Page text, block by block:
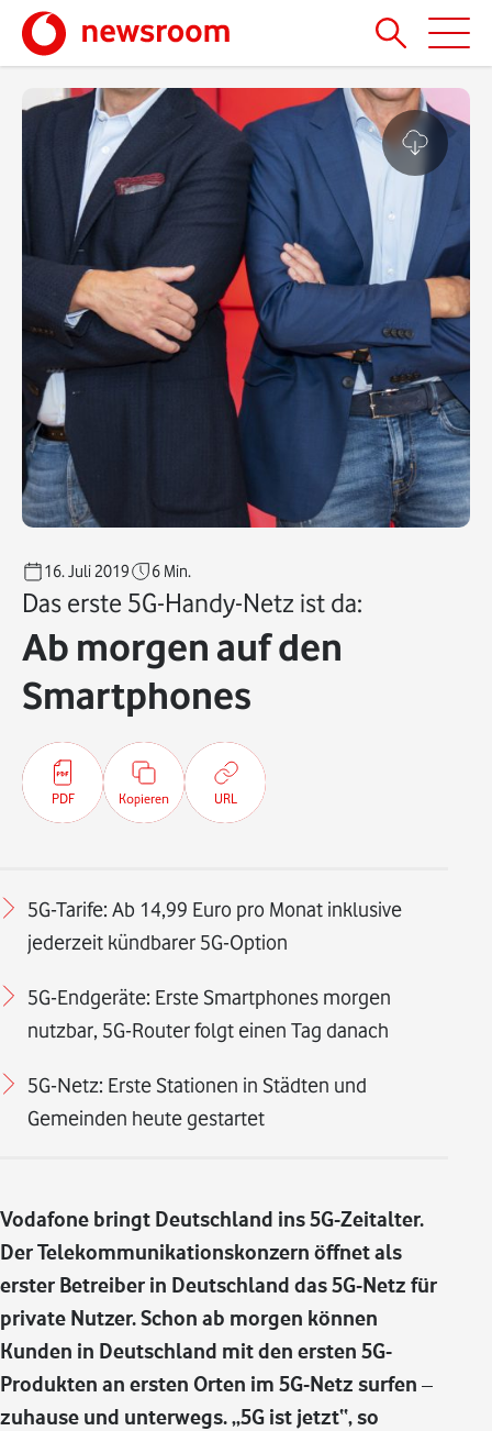
16. Juli 2019 6 Min.
Das erste 5G-Handy-Netz ist da:
Ab morgen auf den
Smartphones
PDF Kopieren URL
5G-Tarife: Ab 14,99 Euro pro Monat inklusive
jederzeit kündbarer 5G-Option
5G-Endgeräte: Erste Smartphones morgen
nutzbar, 5G-Router folgt einen Tag danach
5G-Netz: Erste Stationen in Städten und
Gemeinden heute gestartet
Vodafone bringt Deutschland ins 5G-Zeitalter.
Der Telekommunikationskonzern öffnet als
erster Betreiber in Deutschland das 5G-Netz für
private Nutzer. Schon ab morgen können
Kunden in Deutschland mit den ersten 5G-
Produkten an ersten Orten im 5G-Netz surfen –
zuhause und unterwegs. „5G ist jetzt“, so